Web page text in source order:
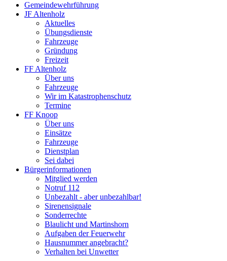
Gemeindewehrführung
JF Altenholz
Aktuelles
Übungsdienste
Fahrzeuge
Gründung
Freizeit
FF Altenholz
Über uns
Fahrzeuge
Wir im Katastrophenschutz
Termine
FF Knoop
Über uns
Einsätze
Fahrzeuge
Dienstplan
Sei dabei
Bürgerinformationen
Mitglied werden
Notruf 112
Unbezahlt - aber unbezahlbar!
Sirenensignale
Sonderrechte
Blaulicht und Martinshorn
Aufgaben der Feuerwehr
Hausnummer angebracht?
Verhalten bei Unwetter